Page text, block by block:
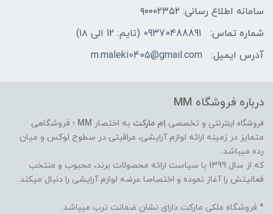
سامانه اطلاع رسانی: ۹۰۰۰۲۳۵۲
شماره تماس:
09370488891 (تایم: 12 الی ۱۸)
آدرس ایمیل:
m.maleki0405@gmail.com
درباره فروشگاه MM
فروشگاه اینترنتی و تخصصی اِم مارکت به اختصار MM ؛ فروشگاهی
متمایز در زمینه ارائه لوازم آرایشی، مراقبتی در سطوح لوکس و میان
رده میباشد..
که از سال 1399 با سیاست ارائه محصولات برند، محبوب و منتخب
فعالیتش را آغاز نموده و اختصاصا عرضه لوازم آرایشی را دنبال میکند.
* فروشگاه ملکی مارکت دارای نشان ضمانت ترب میباشد.